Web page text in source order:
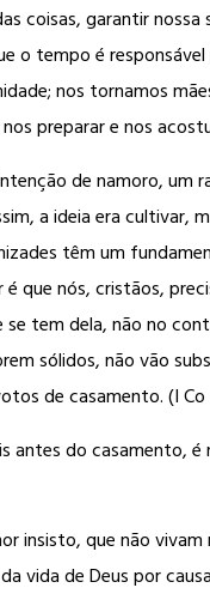
coisas, garantir
o tempo é
nos tornamos
preparar e nos
de namoro, um
a ideia era
têm um
que nós, cristãos,
tem dela, não no
sólidos, não vão
de casamento. (I Co
antes do casamento,
insisto, que não
vida de Deus por